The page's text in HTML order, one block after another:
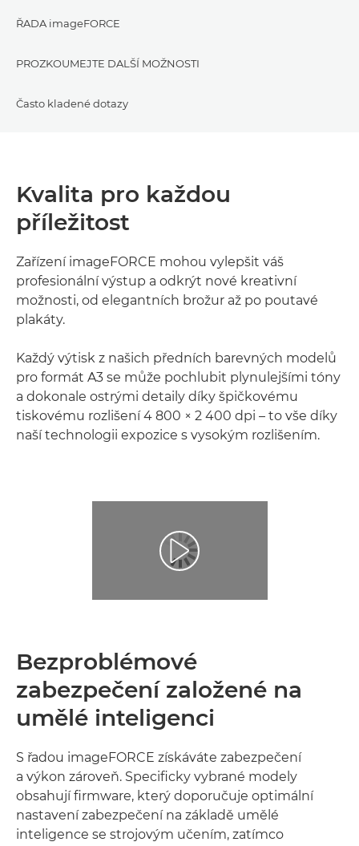
ŘADA imageFORCE
PROZKOUMEJTE DALŠÍ MOŽNOSTI
Často kladené dotazy
Kvalita pro každou
příležitost
Zařízení imageFORCE mohou vylepšit váš
profesionální výstup a odkrýt nové kreativní
možnosti, od elegantních brožur až po poutavé
plakáty.
Každý výtisk z našich předních barevných modelů
pro formát A3 se může pochlubit plynulejšími tóny
a dokonale ostrými detaily díky špičkovému
tiskovému rozlišení 4 800 × 2 400 dpi – to vše díky
naší technologii expozice s vysokým rozlišením.
Bezproblémové
zabezpečení založené na
umělé inteligenci
S řadou imageFORCE získáváte zabezpečení
a výkon zároveň. Specificky vybrané modely
obsahují firmware, který doporučuje optimální
nastavení zabezpečení na základě umělé
inteligence se strojovým učením, zatímco